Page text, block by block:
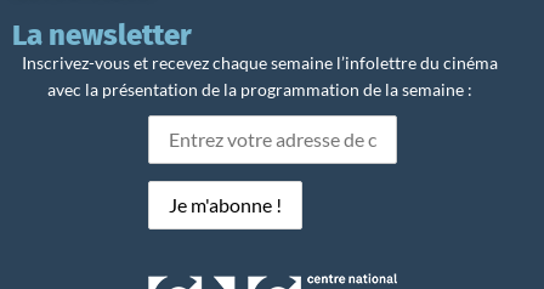
La newsletter
Inscrivez-vous et recevez chaque semaine l’infolettre du cinéma
avec la présentation de la programmation de la semaine :